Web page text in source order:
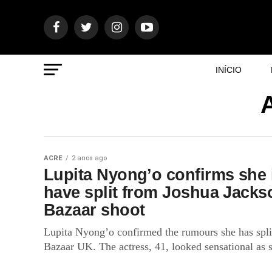
INÍCIO
ACRE 2 anos ago
Lupita Nyong’o confirms
have split from Joshua
Bazaar shoot
Lupita Nyong’o confirmed the rumours she has
Bazaar UK. The actress, 41, looked sensational as